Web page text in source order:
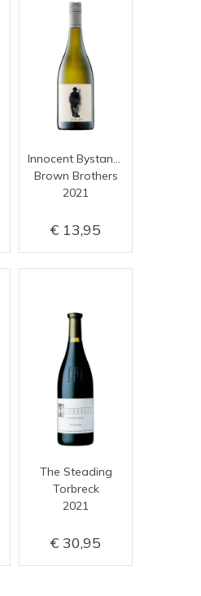
Brown Brothers
2021
13,95
The Steading
Torbreck
2021
30,95